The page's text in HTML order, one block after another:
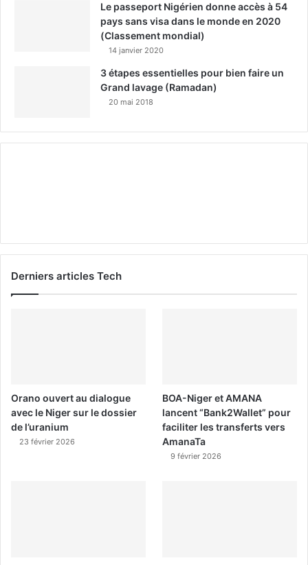
Le passeport Nigérien donne accès à 54
pays sans visa dans le monde en 2020
(Classement mondial)
14 janvier 2020
3 étapes essentielles pour bien faire un
Grand lavage (Ramadan)
20 mai 2018
Derniers articles Tech
Orano ouvert au dialogue
avec le Niger sur le dossier
de l’uranium
23 février 2026
BOA-Niger et AMANA
lancent “Bank2Wallet” pour
faciliter les transferts vers
AmanaTa
9 février 2026